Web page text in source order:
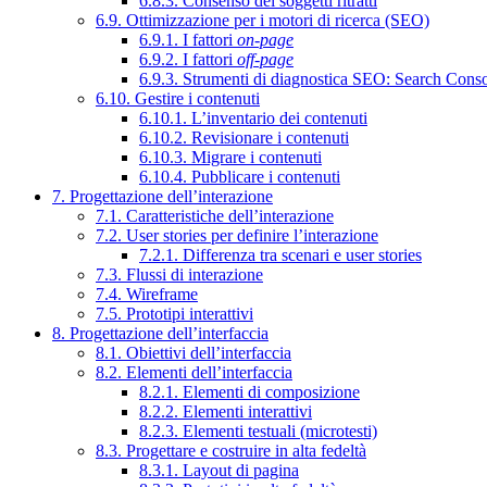
6.9. Ottimizzazione per i motori di ricerca (SEO)
6.9.1. I fattori on-page
6.9.2. I fattori off-page
6.9.3. Strumenti di diagnostica SEO: Search
6.10. Gestire i contenuti
6.10.1. L’inventario dei contenuti
6.10.2. Revisionare i contenuti
6.10.3. Migrare i contenuti
6.10.4. Pubblicare i contenuti
7. Progettazione dell’interazione
7.1. Caratteristiche dell’interazione
7.2. User stories per definire l’interazione
7.2.1. Differenza tra scenari e user stories
7.3. Flussi di interazione
7.4. Wireframe
7.5. Prototipi interattivi
8. Progettazione dell’interfaccia
8.1. Obiettivi dell’interfaccia
8.2. Elementi dell’interfaccia
8.2.1. Elementi di composizione
8.2.2. Elementi interattivi
8.2.3. Elementi testuali (microtesti)
8.3. Progettare e costruire in alta fedeltà
8.3.1. Layout di pagina